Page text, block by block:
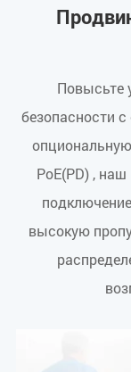
Повысьте
безопасности с
PoE(PD) ,
высокую